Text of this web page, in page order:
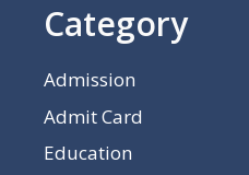
Category
Admission
Admit Card
Education